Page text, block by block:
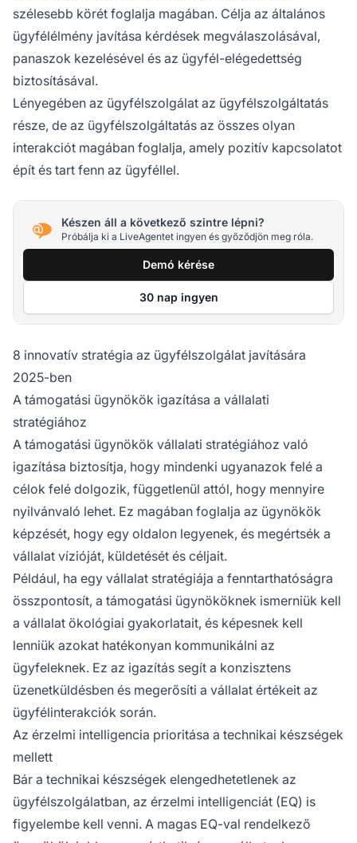
szélesebb körét foglalja magában. Célja az általános
ügyfélélmény javítása kérdések megválaszolásával,
panaszok kezelésével és az ügyfél-elégedettség
biztosításával.
Lényegében az ügyfélszolgálat az ügyfélszolgáltatás
része, de az ügyfélszolgáltatás az összes olyan
interakciót magában foglalja, amely pozitív kapcsolatot
épít és tart fenn az ügyféllel.
Készen áll a következő szintre lépni?
Próbálja ki a LiveAgentet ingyen és győződjön meg róla.
Demó kérése
30 nap ingyen
8 innovatív stratégia az ügyfélszolgálat javítására
2025-ben
A támogatási ügynökök igazítása a vállalati
stratégiához
A támogatási ügynökök vállalati stratégiához való
igazítása biztosítja, hogy mindenki ugyanazok felé a
célok felé dolgozik, függetlenül attól, hogy mennyire
nyilvánvaló lehet. Ez magában foglalja az ügynökök
képzését, hogy egy oldalon legyenek, és megértsék a
vállalat vízióját, küldetését és céljait.
Például, ha egy vállalat stratégiája a fenntarthatóságra
összpontosít, a támogatási ügynököknek ismerniük kell
a vállalat ökológiai gyakorlatait, és képesnek kell
lenniük azokat hatékonyan kommunikálni az
ügyfeleknek. Ez az igazítás segít a konzisztens
üzenetküldésben és megerősíti a vállalat értékeit az
ügyfélinterakciók során.
Az érzelmi intelligencia prioritása a technikai készségek
mellett
Bár a technikai készségek elengedhetetlenek az
ügyfélszolgálatban, az érzelmi intelligenciát (EQ) is
figyelembe kell venni. A magas EQ-val rendelkező